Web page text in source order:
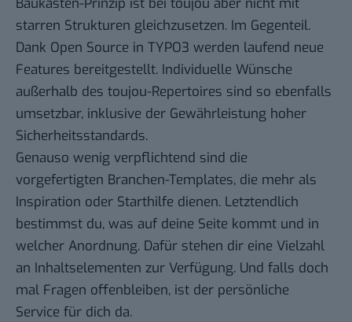
starren Strukturen gleichzusetzen. Im Gegenteil.
Dank Open Source in TYPO3 werden laufend neue
Features bereitgestellt. Individuelle Wünsche
außerhalb des toujou-Repertoires sind so ebenfalls
umsetzbar, inklusive der Gewährleistung hoher
Sicherheitsstandards.
Genauso wenig verpflichtend sind die
vorgefertigten Branchen-Templates, die mehr als
Inspiration oder Starthilfe dienen. Letztendlich
bestimmst du, was auf deine Seite kommt und in
welcher Anordnung. Dafür stehen dir eine Vielzahl
an Inhaltselementen zur Verfügung. Und falls doch
mal Fragen offenbleiben, ist der persönliche
Service für dich da.